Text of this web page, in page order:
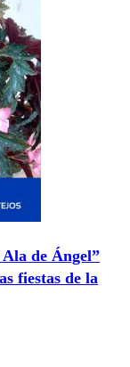
de Ángel”
fiestas de la